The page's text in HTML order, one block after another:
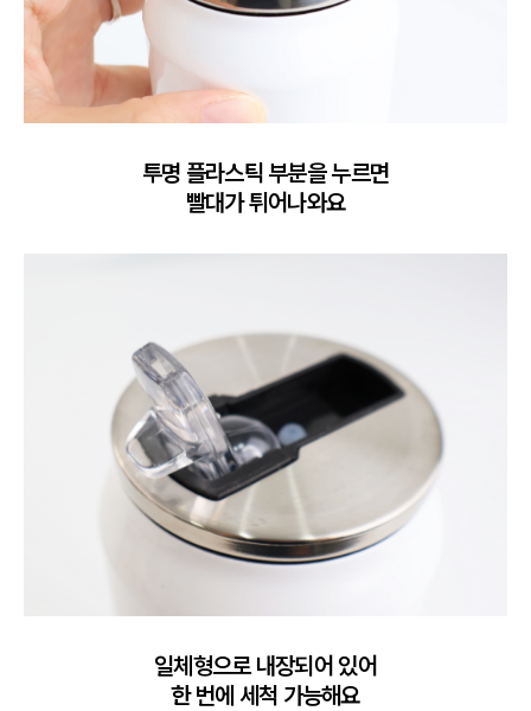
투명 플라스틱 부분을 누르면
빨대가 튀어나와요
일체형으로 내장되어 있어
한 번에 세척 가능해요